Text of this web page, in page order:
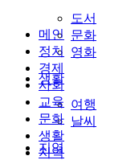
도서
문화
영화
생활
여행
날씨
지역
메인
정치
경제
사회
교육
문화
생활
지역